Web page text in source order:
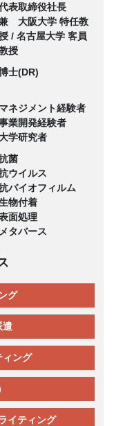
表取締役社長
大阪大学 特任教
/ 名古屋大学 客員
授
士(DR)
マネジメント経験者
業開発経験者
大学研究者
菌
ウイルス
バイオフィルム
物付着
面処理
メタバース
グ
遣
ィング
イティング